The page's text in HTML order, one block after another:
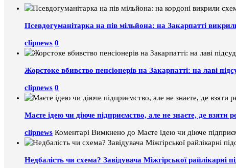
Псевдогуманітарка на пів мільйона: на Закарпатті
clipnews 0
Жорстоке вбивство пенсіонерів на Закарпатті: на лаві
clipnews 0
Маєте ідею чи діюче підприємство, але не знаєте, де
clipnews Коментарі Вимкнено до Маєте ідею чи діюче
Недбалість чи схема? Завідувача Міжгірської райлікарні